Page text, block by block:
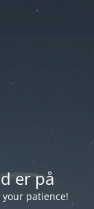
er på
patience!